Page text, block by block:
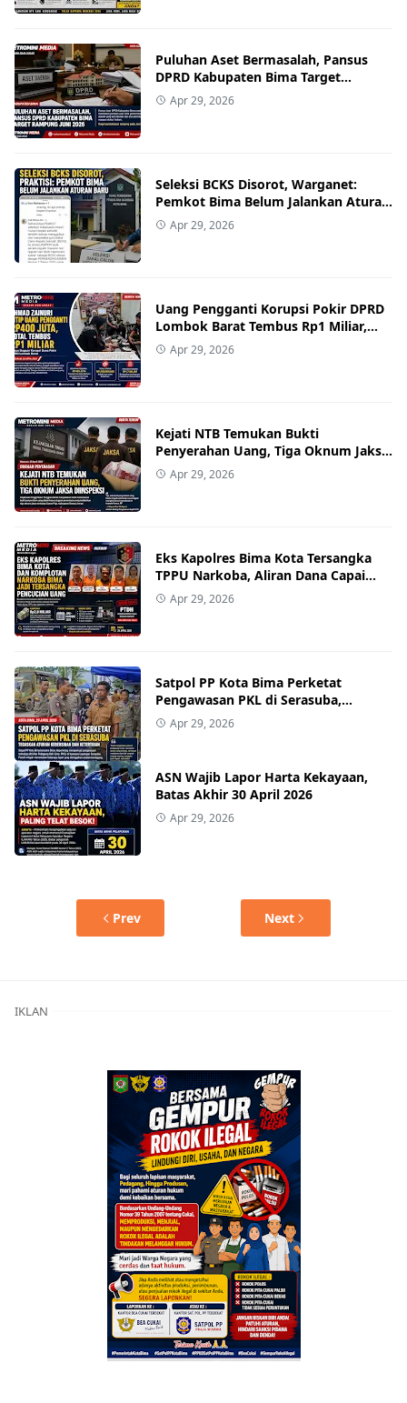
Puluhan Aset Bermasalah, Pansus
DPRD Kabupaten Bima Target
Rampung Juni 2026
Apr 29, 2026
Seleksi BCKS Disorot, Warganet:
Pemkot Bima Belum Jalankan Aturan
BaruApr 29, 2026
Uang Pengganti Korupsi Pokir DPRD
Lombok Barat Tembus Rp1 Miliar,
Kerugian Negara Masih
Diperdebatkan
Apr 29, 2026
Kejati NTB Temukan Bukti
Penyerahan Uang, Tiga Oknum Jaksa
Diinspeksi
Apr 29, 2026
Eks Kapolres Bima Kota Tersangka
TPPU Narkoba, Aliran Dana Capai
Rp2,8 Miliar
Apr 29, 2026
Satpol PP Kota Bima Perketat
Pengawasan PKL di Serasuba,
Tegaskan Aturan Kebersihan dan
Ketertiban
Apr 29, 2026
ASN Wajib Lapor Harta Kekayaan,
Batas Akhir 30 April 2026
Apr 29, 2026
Prev Next
IKLAN